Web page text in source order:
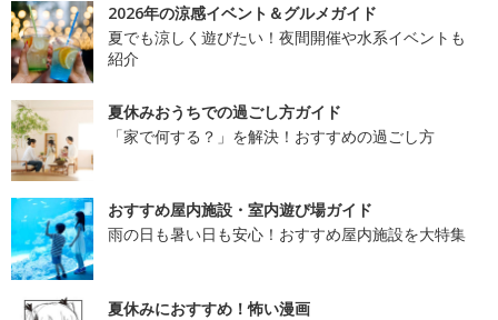
2026年の涼感イベント＆グルメガイド
夏でも涼しく遊びたい！夜間開催や水系イベントも
紹介
夏休みおうちでの過ごし方ガイド
「家で何する？」を解決！おすすめの過ごし方
おすすめ屋内施設・室内遊び場ガイド
雨の日も暑い日も安心！おすすめ屋内施設を大特集
夏休みにおすすめ！怖い漫画